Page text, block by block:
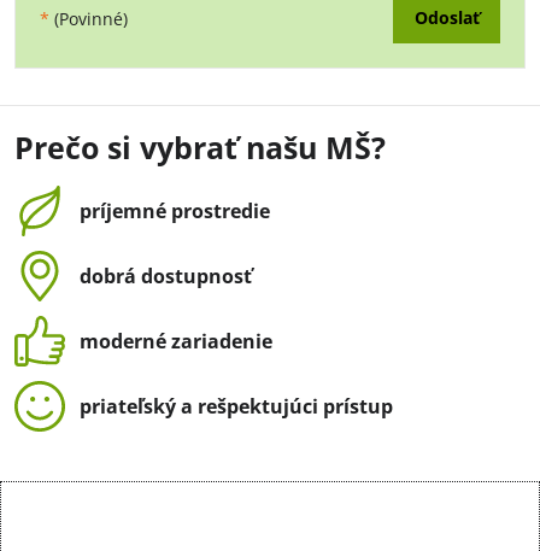
* (Povinné) Odoslať
Prečo si vybrať našu MŠ?
príjemné prostredie
dobrá dostupnosť
moderné zariadenie
priateľský a rešpektujúci prístup